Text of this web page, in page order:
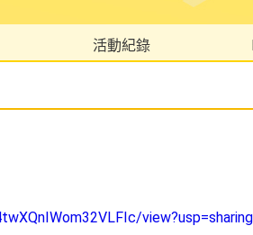
活動紀錄
view?usp=sharing